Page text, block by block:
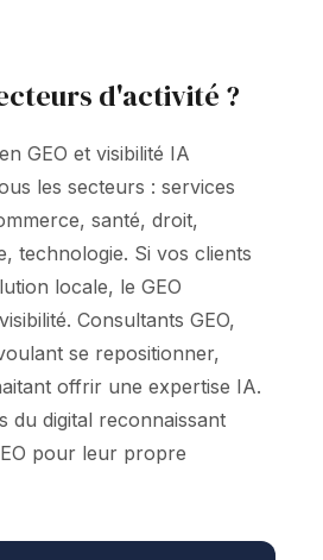
d'activité ?
GEO et visibilité IA
les secteurs : services
santé, droit,
technologie. Si vos clients
locale, le GEO
Consultants GEO,
se repositionner,
offrir une expertise IA.
du digital reconnaissant
pour leur propre